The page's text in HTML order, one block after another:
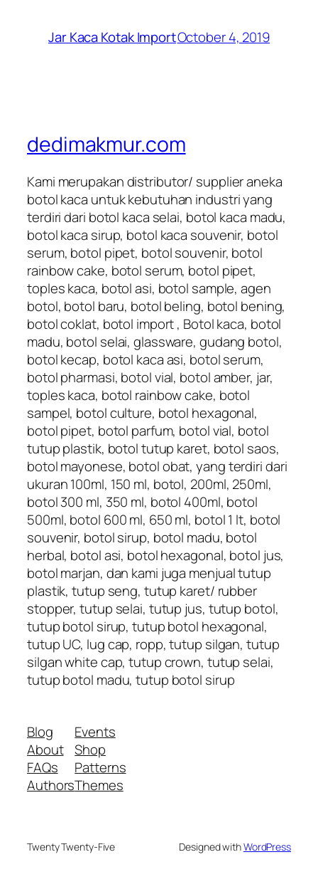
Jar Kaca Kotak ImportOctober 4, 2019
dedimakmur.com
Kami merupakan distributor/ supplier aneka
botol kaca untuk kebutuhan industri yang
terdiri dari botol kaca selai, botol kaca madu,
botol kaca sirup, botol kaca souvenir, botol
serum, botol pipet, botol souvenir, botol
rainbow cake, botol serum, botol pipet,
toples kaca, botol asi, botol sample, agen
botol, botol baru, botol beling, botol bening,
botol coklat, botol import , Botol kaca, botol
madu, botol selai, glassware, gudang botol,
botol kecap, botol kaca asi, botol serum,
botol pharmasi, botol vial, botol amber, jar,
toples kaca, botol rainbow cake, botol
sampel, botol culture, botol hexagonal,
botol pipet, botol parfum, botol vial, botol
tutup plastik, botol tutup karet, botol saos,
botol mayonese, botol obat, yang terdiri dari
ukuran 100ml, 150 ml, botol, 200ml, 250ml,
botol 300 ml, 350 ml, botol 400ml, botol
500ml, botol 600 ml, 650 ml, botol 1 lt, botol
souvenir, botol sirup, botol madu, botol
herbal, botol asi, botol hexagonal, botol jus,
botol marjan, dan kami juga menjual tutup
plastik, tutup seng, tutup karet/ rubber
stopper, tutup selai, tutup jus, tutup botol,
tutup botol sirup, tutup botol hexagonal,
tutup UC, lug cap, ropp, tutup silgan, tutup
silgan white cap, tutup crown, tutup selai,
tutup botol madu, tutup botol sirup
Blog
About
FAQs
Authors
Events
Shop
Patterns
Themes
Twenty Twenty-Five Designed withWordPress